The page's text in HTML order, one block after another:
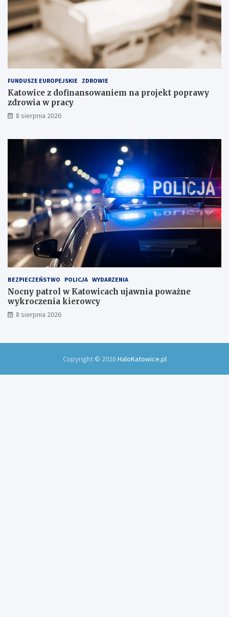
j
i
n
a
s
k
d
o
w
i
u
w
P
o
l
s
c
FUNDUSZE EUROPEJSKIE ZDROWIE
Katowice z dofinansowaniem na projekt poprawy
zdrowia w pracy
8 sierpnia 2026
BEZPIECZEŃSTWO POLICJA WYDARZENIA
Nocny patrol w Katowicach ujawnia poważne
wykroczenia kierowcy
8 sierpnia 2026
Copyright © 2026HaloKatowice.pl